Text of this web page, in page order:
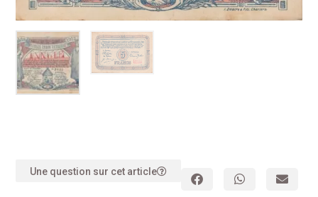
Une question sur cet article